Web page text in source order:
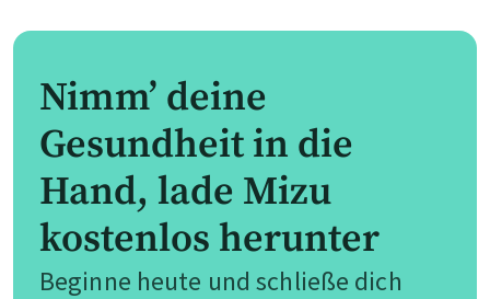
Nimm’ deine
Gesundheit in die
Hand, lade Mizu
kostenlos herunter
Beginne heute und schließe dich